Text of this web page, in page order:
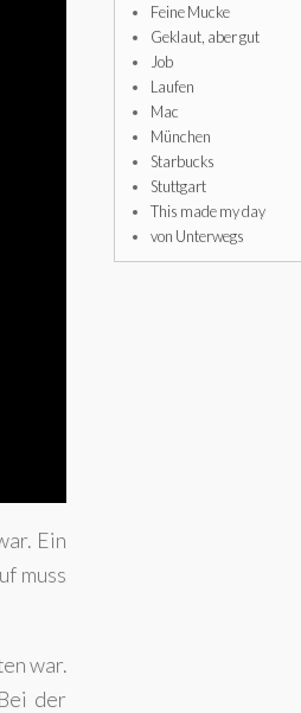
Ein
muss
war.
der
Feine Mucke
Geklaut, aber gut
Job
Laufen
Mac
München
Starbucks
Stuttgart
This made my day
von Unterwegs